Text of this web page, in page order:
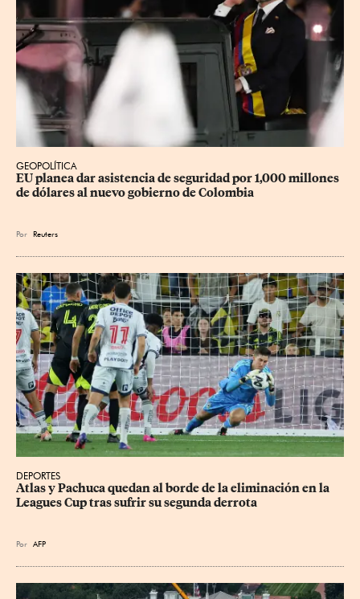
GEOPOLÍTICA
EU planea dar asistencia de seguridad por 1,000 millones
de dólares al nuevo gobierno de Colombia
Por Reuters
DEPORTES
Atlas y Pachuca quedan al borde de la eliminación en la
Leagues Cup tras sufrir su segunda derrota
Por AFP